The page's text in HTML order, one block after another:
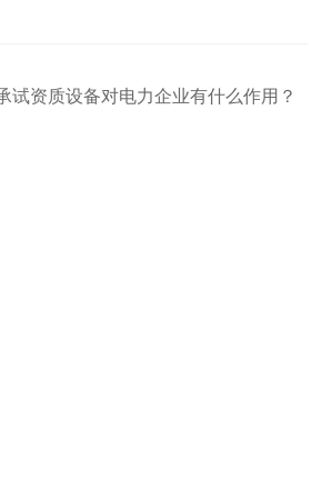
试资质设备对电力企业有什么作用？